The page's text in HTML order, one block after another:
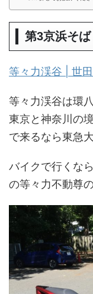
第3京浜そば
等々力渓谷 | 世
等々力渓谷は環
東京と神奈川の
で来るなら東急
バイクで行くな
の等々力不動尊